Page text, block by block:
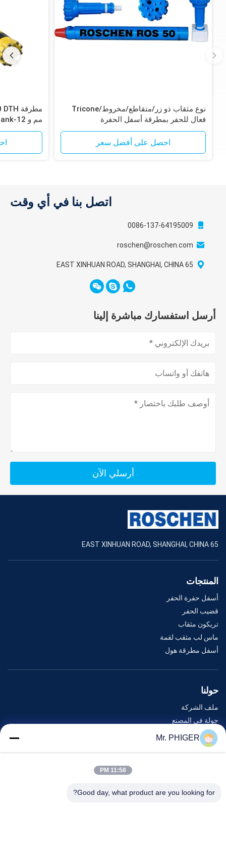
نوع مثقاب ذو زر/متقاطع/مخروط/Tricone
فعال للحفر بمطرقة أسفل الحفرة
احصل على أفضل سعر
لخام الحديد
اتصل بنا في أي وقت
0086-137-64195009
roschen@roschen.com
65 EAST XINHUAN ROAD, SHANGHAI, CHINA
أرسل استفسارك مباشرة إلينا
أرسلي الآن
65 EAST XINHUAN ROAD, SHANGHAI, CHINA
المنتجات
أسفل حفرة الحفر
قضيب الحفر
تريكون مثقاب
ماس لب مثقب لقمة
أسفل مطرقة هول
حولنا
ملف الشركة
جولة في المصنع
مراقبة الجودة
خريطة الموقع
الأحداث
Mr. PHIGER
11:58 PM
Good day, what product are you looking for?